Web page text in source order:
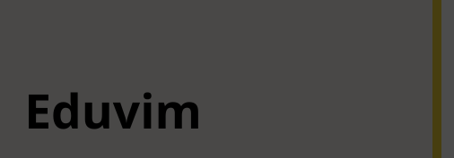
Antiguos clipping de